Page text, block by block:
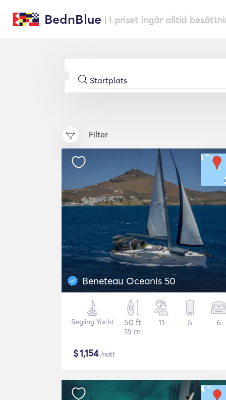
BednBlue | I priset ingår alltid
Filter
Beneteau Oceanis 50
Segling Yacht
50 ft
15 m
11 5 6
$1,154/natt